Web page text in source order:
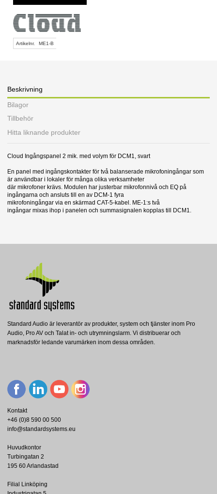
Artikelnr. ME1-B
Beskrivning
Bilagor
Tillbehör
Hitta liknande produkter
Cloud Ingångspanel 2 mik. med volym för DCM1, svart
En panel med ingångskontakter för två balanserade mikrofoningångar som
är användbar i lokaler för många olika verksamheter
där mikrofoner krävs. Modulen har justerbar mikrofonnivå och EQ på
ingångarna och ansluts till en av DCM-1 fyra
mikrofoningångar via en skärmad CAT-5-kabel. ME-1:s två
ingångar mixas ihop i panelen och summasignalen kopplas till DCM1.
Cloud Electronics
Cloud Ram 2 gang surface mount box
BB960016
Cloud Electronics
Cloud Ram 2 gang surface mount box
BAG-600CMS
Visa
Standard Audio är leverantör av produkter, system och tjänster inom Pro
Audio, Pro AV och Talat in- och utrymningslarm. Vi distribuerar och
marknadsför ledande varumärken inom dessa områden.
Kontakt
+46 (0)8 590 00 500
info@standardsystems.eu
Huvudkontor
Turbingatan 2
195 60 Arlandastad
Filial Linköping